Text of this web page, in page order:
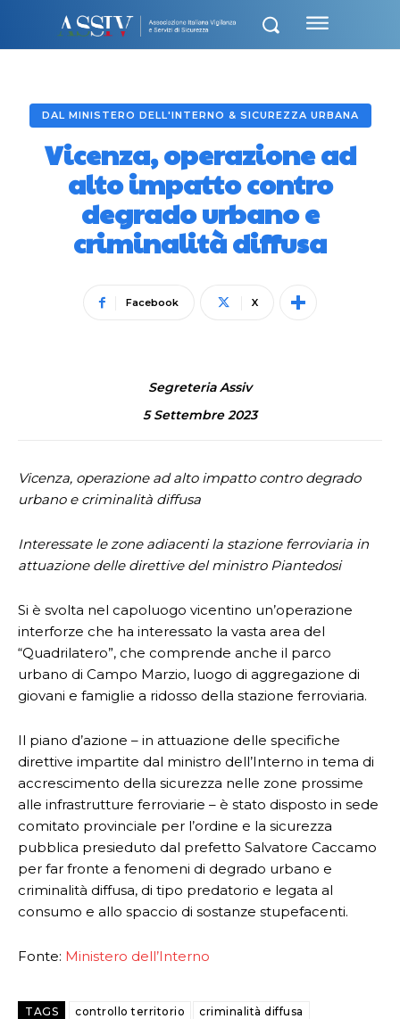
DAL MINISTERO DELL'INTERNO & SICUREZZA URBANA
Vicenza, operazione ad
alto impatto contro
degrado urbano e
criminalità diffusa
Facebook X
Segreteria Assiv
5 Settembre 2023
Vicenza, operazione ad alto impatto contro degrado
urbano e criminalità diffusa
Interessate le zone adiacenti la stazione ferroviaria in
attuazione delle direttive del ministro Piantedosi
Si è svolta nel capoluogo vicentino un’operazione
interforze che ha interessato la vasta area del
“Quadrilatero”, che comprende anche il parco
urbano di Campo Marzio, luogo di aggregazione di
giovani e famiglie a ridosso della stazione ferroviaria.
Il piano d’azione – in attuazione delle specifiche
direttive impartite dal ministro dell’Interno in tema di
accrescimento della sicurezza nelle zone prossime
alle infrastrutture ferroviarie – è stato disposto in sede
comitato provinciale per l’ordine e la sicurezza
pubblica presieduto dal prefetto Salvatore Caccamo
per far fronte a fenomeni di degrado urbano e
criminalità diffusa, di tipo predatorio e legata al
consumo e allo spaccio di sostanze stupefacenti.
Fonte: Ministero dell’Interno
TAGS controllo territorio
criminalità diffusa